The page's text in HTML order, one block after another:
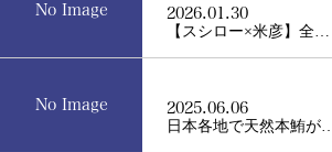
No Image 2026.01.30
【スシロー×米彦】全…
No Image 2025.06.06
日本各地で天然本鮪が…